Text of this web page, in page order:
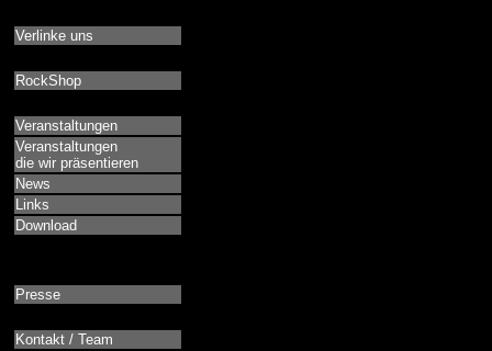
Verlinke uns
RockShop
Veranstaltungen
Veranstaltungen
die wir präsentieren
News
Links
Download
Presse
Kontakt / Team